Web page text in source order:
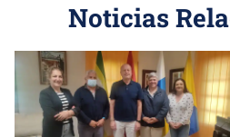
Noticias